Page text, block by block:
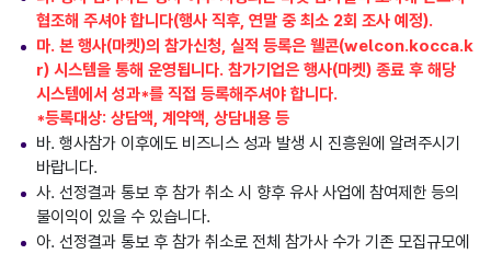
협조해 주셔야 합니다(행사 직후, 연말 중 최소 2회 조사 예정).
마. 본 행사(마켓)의 참가신청, 실적 등록은 웰콘(welcon.kocca.k
r) 시스템을 통해 운영됩니다. 참가기업은 행사(마켓) 종료 후 해당
시스템에서 성과*를 직접 등록해주셔야 합니다.
*등록대상: 상담액, 계약액, 상담내용 등
바. 행사참가 이후에도 비즈니스 성과 발생 시 진흥원에 알려주시기
바랍니다.
사. 선정결과 통보 후 참가 취소 시 향후 유사 사업에 참여제한 등의
불이익이 있을 수 있습니다.
아. 선정결과 통보 후 참가 취소로 전체 참가사 수가 기존 모집규모에